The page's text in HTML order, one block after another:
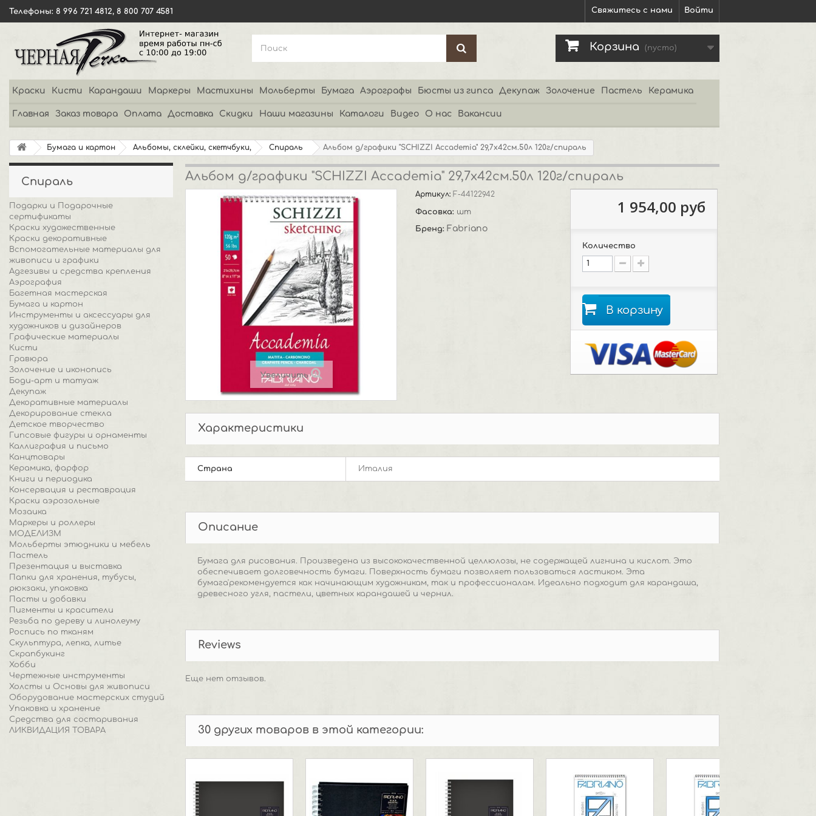
Войти
Свяжитесь с нами
Телефоны: 8 996 721 4812, 8 800 707 4581
Корзина (пусто)
Краски Кисти Карандаши Маркеры Мастихины Мольберты Бумага Аэрографы Бюсты из гипса Декупаж Золочение Пастель Керамика
Главная Заказ товара Оплата Доставка Скидки Наши магазины Каталоги Видео О нас Вакансии
Бумага и картон Альбомы, склейки, скетчбуки, Спираль Альбом д/графики "SCHIZZI Accademia" 29,7x42см.50л 120г/спираль
Спираль
Подарки и Подарочные
сертификаты
Краски художественные
Краски декоративные
Вспомогательные материалы для
живописи и графики
Адгезивы и средства крепления
Аэрография
Багетная мастерская
Бумага и картон
Инструменты и аксессуары для
художников и дизайнеров
Графические материалы
Кисти
Гравюра
Золочение и иконопись
Боди-арт и татуаж
Декупаж
Декоративные материалы
Декорирование стекла
Детское творчество
Гипсовые фигуры и орнаменты
Каллиграфия и письмо
Канцтовары
Керамика, фарфор
Книги и периодика
Консервация и реставрация
Краски аэрозольные
Мозаика
Маркеры и роллеры
МОДЕЛИЗМ
Мольберты этюдники и мебель
Пастель
Презентация и выставка
Папки для хранения, тубусы,
рюкзаки, упаковка
Пасты и добавки
Пигменты и красители
Резьба по дереву и линолеуму
Роспись по тканям
Скульптура, лепка, литье
Скрапбукинг
Хобби
Чертежные инструменты
Холсты и Основы для живописи
Оборудование мастерских студий
Упаковка и хранение
Средства для состаривания
ЛИКВИДАЦИЯ ТОВАРА
Альбом д/графики "SCHIZZI Accademia" 29,7x42см.50л 120г/спираль
Увеличить
Артикул: F-44122942
Фасовка: шт
Бренд: Fabriano
1 954,00 руб
Количество
В корзину
Характеристики
Страна Италия
Описание
Бумага для рисования. Произведена из высококачественной целлюлозы, не содержащей лигнина и кислот. Это
обеспечивает долговечность бумаги. Поверхность бумаги позволяет пользоваться ластиком. Эта
бумага'рекомендуется как начинающим художникам, так и профессионалам. Идеально подходит для карандаша,
древесного угля, пастели, цветных карандашей и чернил.
Reviews
Еще нет отзывов.
30 других товаров в этой категории: